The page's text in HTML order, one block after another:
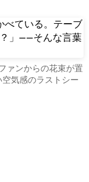
ァンからの花束が置
気感のラストシー